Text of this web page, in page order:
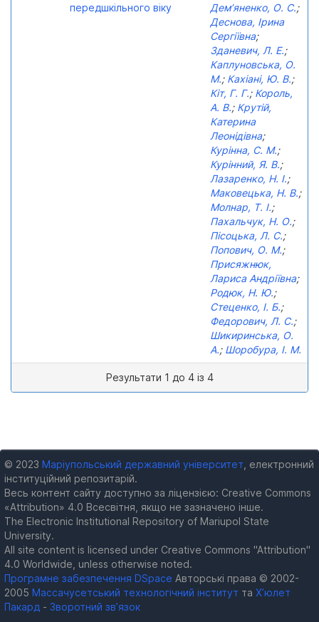
передшкільного віку
Дем’яненко, О. С.;
Деснова, Ірина
Сергіївна;
Зданевич, Л. Е.;
Каплуновська, О.
М.; Кахіані, Ю. В.;
Кіт, Г. Г.; Король,
А. В.; Крутій,
Катерина
Леонідівна;
Курінна, С. М.;
Курінний, Я. В.;
Лазаренко, Н. І.;
Маковецька, Н. В.;
Молнар, Т. І.;
Пахальчук, Н. О.;
Пісоцька, Л. С.;
Попович, О. М.;
Присяжнюк,
Лариса Андріївна;
Родюк, Н. Ю.;
Стеценко, І. Б.;
Федорович, Л. С.;
Шикиринська, О.
А.; Шоробура, І. М.
Результати 1 до 4 із 4
© 2023 Маріупольський державний університет , електронний
інституційний репозитарій.
Весь контент сайту доступно за ліцензією: Creative Commons
«Attribution» 4.0 Всесвітня, якщо не зазначено інше.
The Electronic Institutional Repository of Mariupol State
University.
All site content is licensed under Creative Commons "Attribution"
4.0 Worldwide, unless otherwise noted.
Програмне забезпечення DSpace Авторські права © 2002-
2005 Массачусетський технологічний інститут та Х’юлет
Пакард - Зворотний зв’язок